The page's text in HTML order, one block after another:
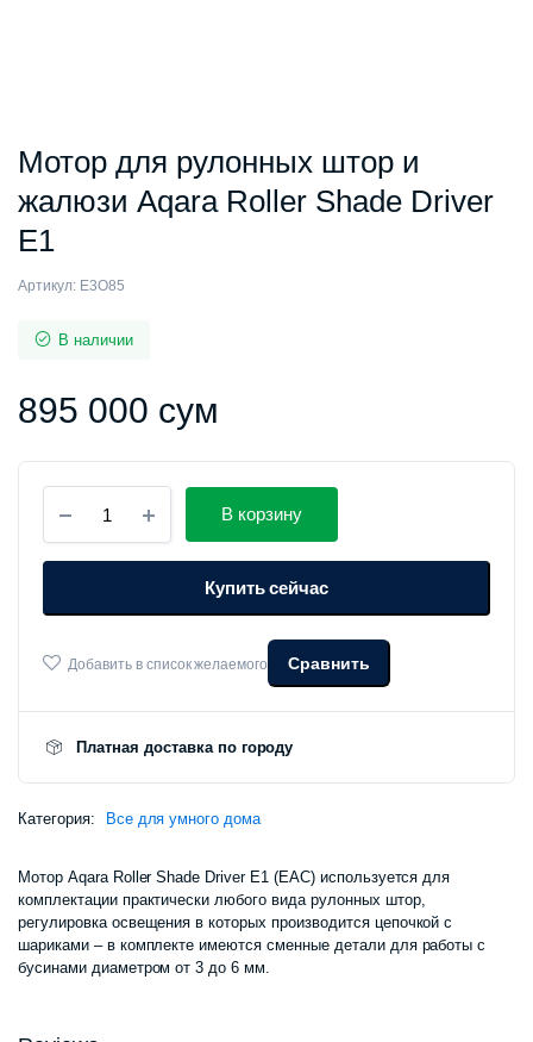
Мотор для рулонных штор и
жалюзи Aqara Roller Shade Driver
E1
Артикул: E3O85
В наличии
895 000 сум
для
рулонных
штор
жалюзи
Roller
количество
В корзину
Купить сейчас
Добавить в список желаемого Сравнить
Платная доставка по городу
Категория: Все для умного дома
Мотор Aqara Roller Shade Driver E1 (EAC) используется для
комплектации практически любого вида рулонных штор,
регулировка освещения в которых производится цепочкой с
шариками – в комплекте имеются сменные детали для работы с
бусинами диаметром от 3 до 6 мм.